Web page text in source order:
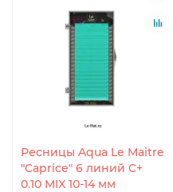
Ресницы Aqua Le Maitre
"Caprice" 6 линий C+
0.10 MIX 10-14 мм